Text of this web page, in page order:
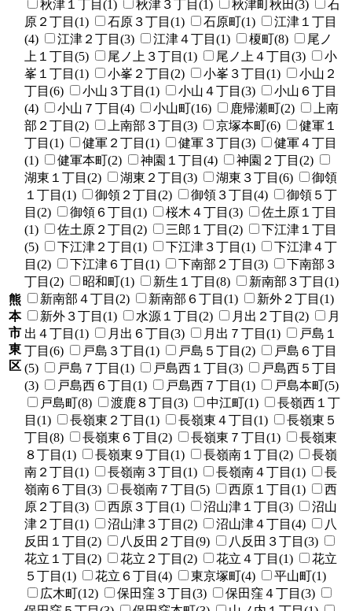
熊
本
市
東
区
秋津１丁目(1) 秋津３丁目(1) 秋津町秋田(3)
石
原２丁目(1)
石原３丁目(1) 石原町(1)
江津１丁目
(4)
江津２丁目(3) 江津４丁目(1) 榎町(8)
尾ノ
上１丁目(5)
尾ノ上３丁目(1) 尾ノ上４丁目(3)
小
峯１丁目(1)
小峯２丁目(2) 小峯３丁目(1)
小山２
丁目(6)
小山３丁目(1) 小山４丁目(3)
小山６丁目
(4)
小山７丁目(4) 小山町(16) 鹿帰瀬町(2)
上南
部２丁目(2)
上南部３丁目(3) 京塚本町(6)
健軍１
丁目(1)
健軍２丁目(1) 健軍３丁目(3)
健軍４丁目
(1)
健軍本町(2) 神園１丁目(4)
神園２丁目(2)
湖東１丁目(2)
湖東２丁目(3) 湖東３丁目(6)
御領
１丁目(1)
御領２丁目(2) 御領３丁目(4)
御領５丁
目(2)
御領６丁目(1) 桜木４丁目(3)
佐土原１丁目
(1)
佐土原２丁目(2) 三郎１丁目(2)
下江津１丁目
(5)
下江津２丁目(1) 下江津３丁目(1)
下江津４丁
目(2)
下江津６丁目(1) 下南部２丁目(3)
下南部３
丁目(2)
昭和町(1) 新生１丁目(8)
新南部３丁目(1)
新南部４丁目(2)
新南部６丁目(1)
新外２丁目(1)
新外３丁目(1)
水源１丁目(2) 月出２丁目(2)
月
出４丁目(1)
月出６丁目(3) 月出７丁目(1)
戸島１
丁目(6)
戸島３丁目(1) 戸島５丁目(2)
戸島６丁目
(5)
戸島７丁目(1) 戸島西１丁目(3)
戸島西５丁目
(3)
戸島西６丁目(1) 戸島西７丁目(1)
戸島本町(5)
戸島町(8)
渡鹿８丁目(3) 中江町(1)
長嶺西１丁
目(1)
長嶺東２丁目(1) 長嶺東４丁目(1)
長嶺東５
丁目(8)
長嶺東６丁目(2) 長嶺東７丁目(1)
長嶺東
８丁目(1)
長嶺東９丁目(1) 長嶺南１丁目(2)
長嶺
南２丁目(1)
長嶺南３丁目(1) 長嶺南４丁目(1)
長
嶺南６丁目(3)
長嶺南７丁目(5) 西原１丁目(1)
西
原２丁目(3)
西原３丁目(1) 沼山津１丁目(3)
沼山
津２丁目(1)
沼山津３丁目(2) 沼山津４丁目(4)
八
反田１丁目(2)
八反田２丁目(9)
八反田３丁目(3)
花立１丁目(2)
花立２丁目(2) 花立４丁目(1)
花立
５丁目(1)
花立６丁目(4) 東京塚町(4)
平山町(1)
広木町(12)
保田窪３丁目(3)
保田窪４丁目(3)